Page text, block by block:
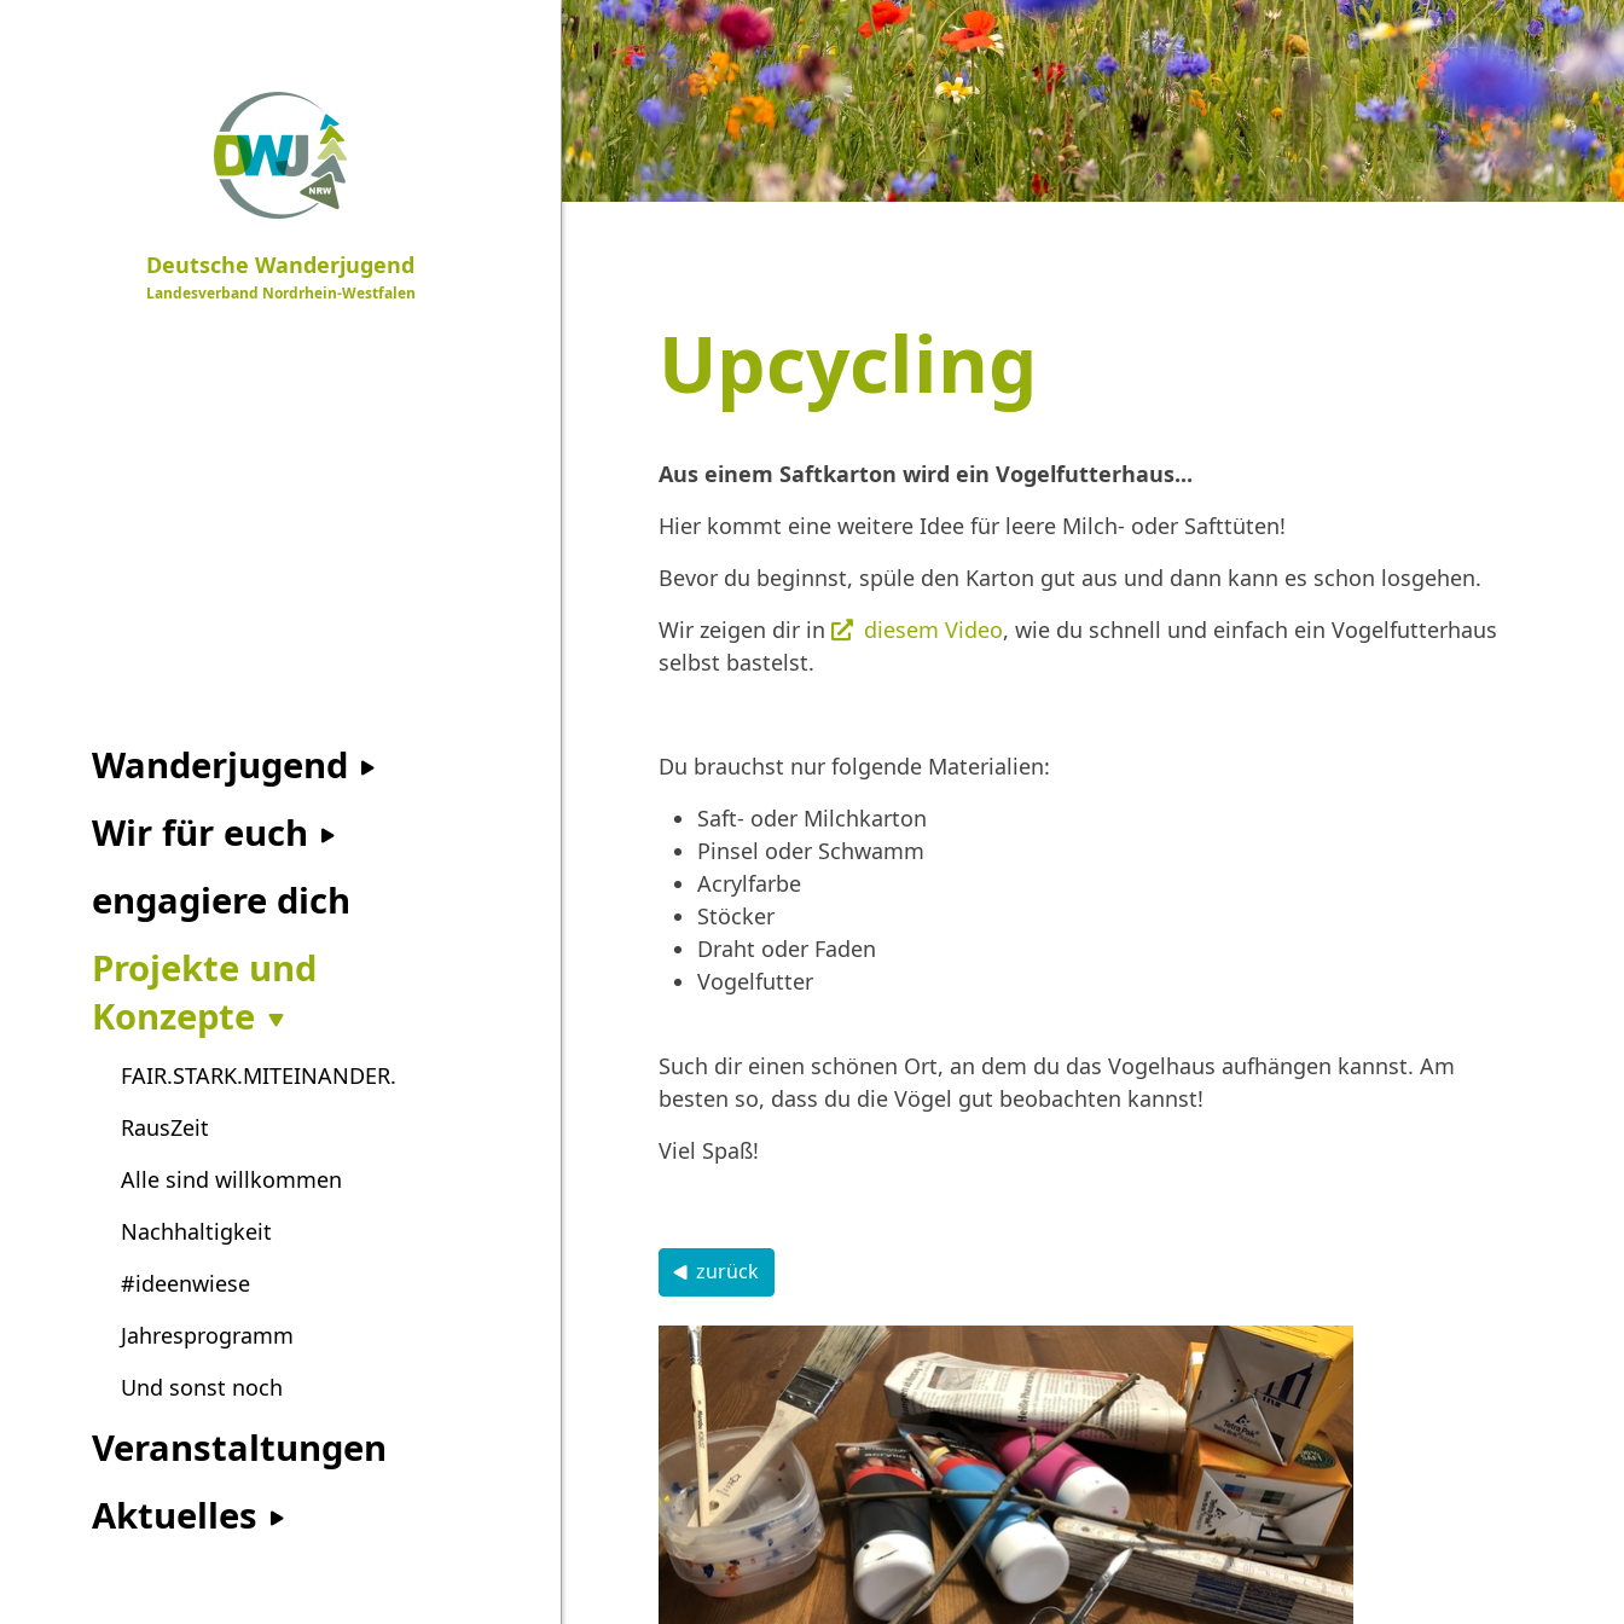
Deutsche Wanderjugend
Landesverband Nordrhein-Westfalen
Wanderjugend
Wir für euch
engagiere dich
Projekte und
Konzepte
FAIR.STARK.MITEINANDER.
RausZeit
Alle sind willkommen
Nachhaltigkeit
#ideenwiese
Jahresprogramm
Und sonst noch
Veranstaltungen
Aktuelles
Upcycling
Aus einem Saftkarton wird ein Vogelfutterhaus...
Hier kommt eine weitere Idee für leere Milch- oder Safttüten!
Bevor du beginnst, spüle den Karton gut aus und dann kann es schon losgehen.
Wir zeigen dir in
diesem Video, wie du schnell und einfach ein Vogelfutterhaus
selbst bastelst.
Du brauchst nur folgende Materialien:
Saft- oder Milchkarton
Pinsel oder Schwamm
Acrylfarbe
Stöcker
Draht oder Faden
Vogelfutter
Such dir einen schönen Ort, an dem du das Vogelhaus aufhängen kannst. Am
besten so, dass du die Vögel gut beobachten kannst!
Viel Spaß!
zurück